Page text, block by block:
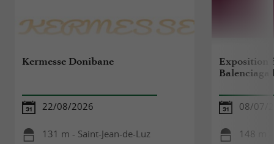
Kermesse Donibane
22/08/2026
131 m - Saint-Jean-de-Luz
Exposition
Balenciaga
08/07/
148 m -